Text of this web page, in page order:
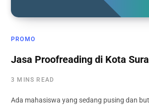
PROMO
Jasa Proofreading di Kota
3 MINS READ
Ada mahasiswa yang sedang pusing dan